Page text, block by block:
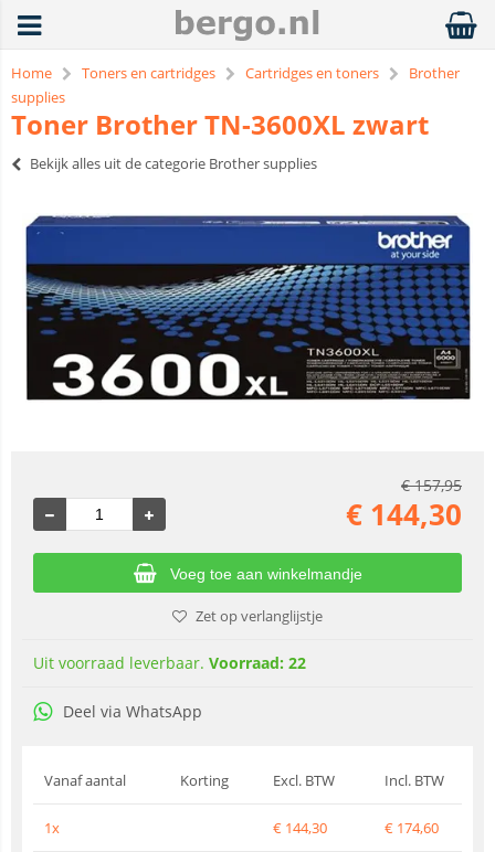
Home Toners en cartridges Cartridges en toners
Brother
supplies
Toner Brother TN-3600XL zwart
Bekijk alles uit de categorie Brother supplies
€157,95
€ 144,30
Voeg toe aan winkelmandje
Zet op verlanglijstje
Uit voorraad leverbaar. Voorraad: 22
Deel via WhatsApp
Vanaf aantal Korting Excl. BTW Incl. BTW
1x € 144,30 € 174,60